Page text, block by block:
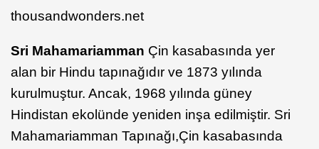
thousandwonders.net
Sri Mahamariamman Çin kasabasında yer
alan bir Hindu tapınağıdır ve 1873 yılında
kurulmuştur. Ancak, 1968 yılında güney
Hindistan ekolünde yeniden inşa edilmiştir. Sri
Mahamariamman Tapınağı,Çin kasabasında